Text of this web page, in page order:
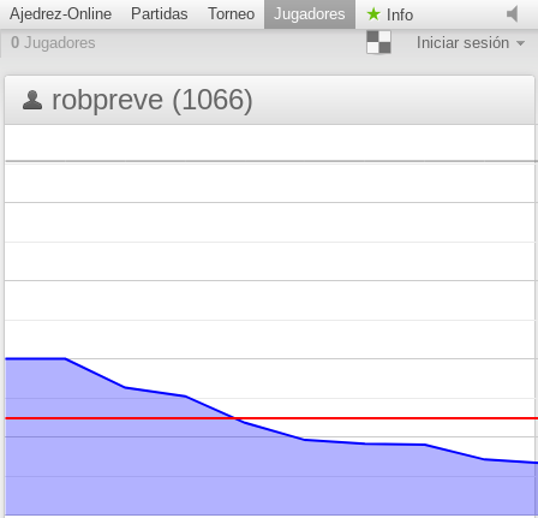
Ajedrez-Online Partidas Torneo Jugadores
Info
0 Jugadores Iniciar sesión
robpreve (1066)